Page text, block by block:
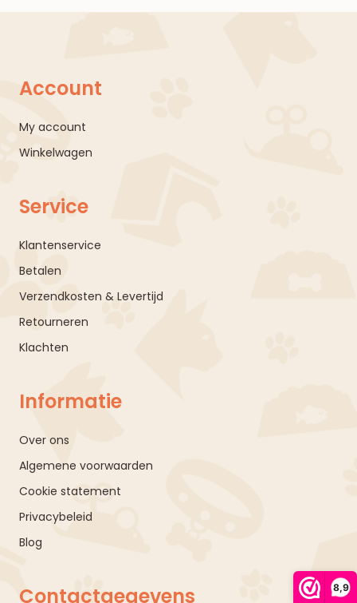
8,9
Account
My account
Winkelwagen
Service
Klantenservice
Betalen
Verzendkosten & Levertijd
Retourneren
Klachten
Informatie
Over ons
Algemene voorwaarden
Cookie statement
Privacybeleid
Blog
Contactgegevens